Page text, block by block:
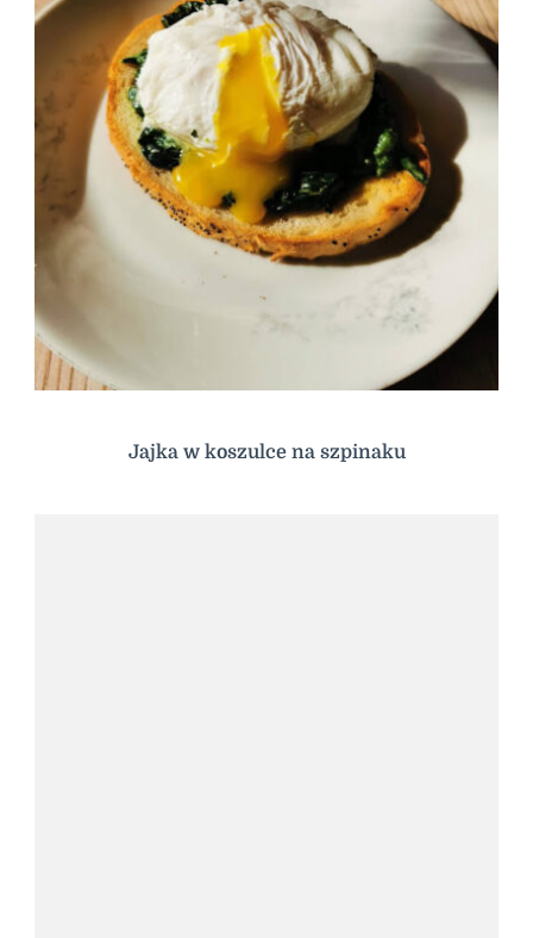
Jajka w koszulce na szpinaku